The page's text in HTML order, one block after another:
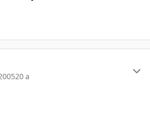
20 a